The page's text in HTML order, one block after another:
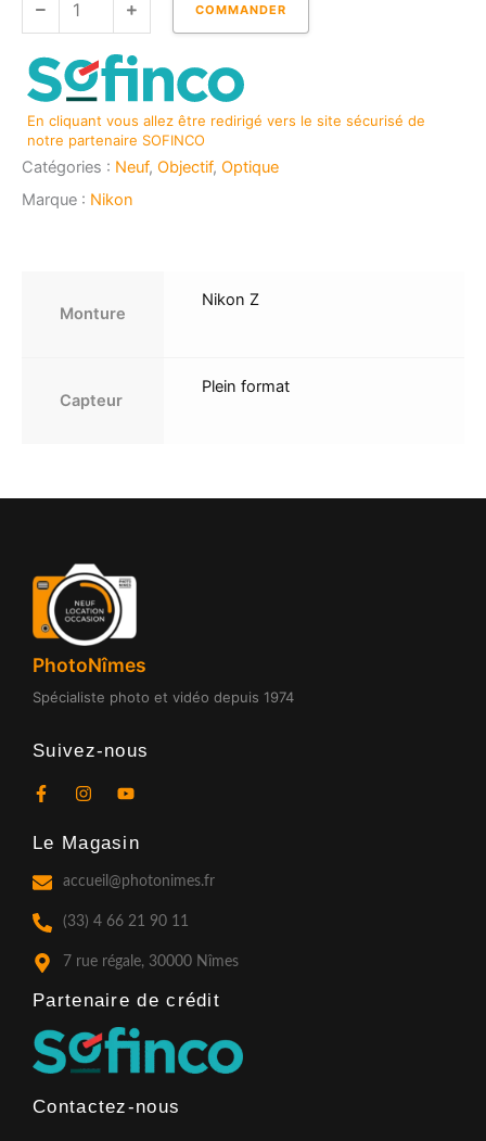
Z
28-
400mm
f/4-
8
VR
COMMANDER
En cliquant vous allez être redirigé vers le site sécurisé de
notre partenaire SOFINCO
Catégories : Neuf, Objectif, Optique
Marque : Nikon
Monture
Nikon Z
Capteur
Plein format
PhotoNîmes
Spécialiste photo et vidéo depuis 1974
Suivez-nous
F
e
o
o
k
-
f
I
t
g
a
m
Y
t
b
Le Magasin
accueil@photonimes.fr
(33) 4 66 21 90 11
7 rue régale, 30000 Nîmes
Partenaire de crédit​
Contactez-nous